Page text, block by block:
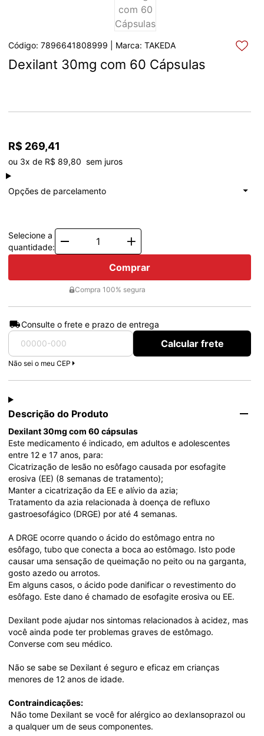
Código: 7896641808999 | Marca: TAKEDA
Dexilant 30mg com 60 Cápsulas
R$ 269,41
ou 3x de R$ 89,80  sem juros
Opções de parcelamento
à vistaR$ 269,41
Total: R$ 269,41
3x deR$ 89,80
Selecione a
quantidade:
Comprar
Compra 100% segura
Consulte o frete e prazo de entrega
Calcular frete
Não sei o meu CEP
Descrição do Produto
Dexilant 30mg com 60 cápsulas
Este medicamento é indicado, em adultos e adolescentes
entre 12 e 17 anos, para:
Cicatrização de lesão no esôfago causada por esofagite
erosiva (EE) (8 semanas de tratamento);
Manter a cicatrização da EE e alívio da azia;
Tratamento da azia relacionada à doença de refluxo
gastroesofágico (DRGE) por até 4 semanas.
A DRGE ocorre quando o ácido do estômago entra no
esôfago, tubo que conecta a boca ao estômago. Isto pode
causar uma sensação de queimação no peito ou na garganta,
gosto azedo ou arrotos.
Em alguns casos, o ácido pode danificar o revestimento do
esôfago. Este dano é chamado de esofagite erosiva ou EE.
Dexilant pode ajudar nos sintomas relacionados à acidez, mas
você ainda pode ter problemas graves de estômago.
Converse com seu médico.
Não se sabe se Dexilant é seguro e eficaz em crianças
menores de 12 anos de idade.
Contraindicações:
a qualquer um de seus componentes.